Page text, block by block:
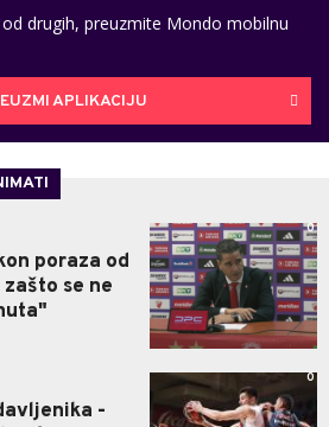
drugih, preuzmite Mondo mobilnu
APLIKACIJU
poraza od
se ne
0
-
0